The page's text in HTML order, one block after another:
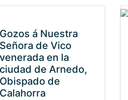
Gozos á Nuestra
Señora de Vico
venerada en la
ciudad de Arnedo,
Obispado de
Calahorra